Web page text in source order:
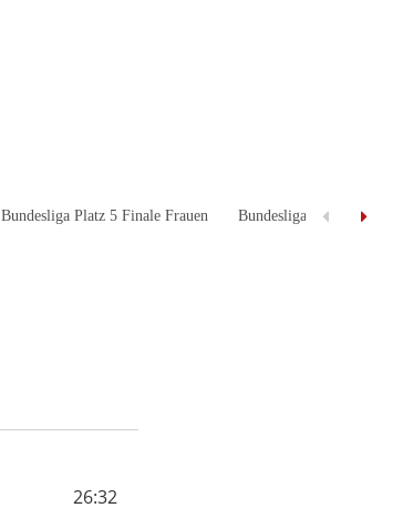
Bundesliga Platz 5 Finale Frauen Bundesliga Abstieg HF
26:32